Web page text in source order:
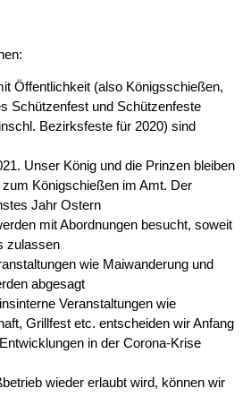
Öffentlichkeit (also Königsschießen,
Schützenfest und Schützenfeste
Bezirksfeste für 2020) sind
Unser König und die Prinzen bleiben
Königschießen im Amt. Der
Jahr Ostern
mit Abordnungen besucht, soweit
zulassen
wie Maiwanderung und
abgesagt
Veranstaltungen wie
Grillfest etc. entscheiden wir Anfang
in der Corona-Krise
wieder erlaubt wird, können wir